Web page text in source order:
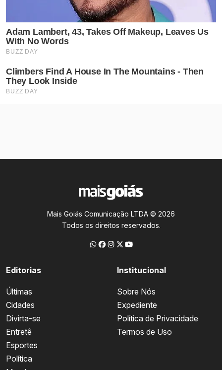
Mais Goiás Comunicação LTDA © 2026
Todos os direitos reservados.
Editorias
Últimas
Cidades
Divirta-se
Entretê
Esportes
Política
Institucional
Sobre Nós
Expediente
Política de Privacidade
Termos de Uso